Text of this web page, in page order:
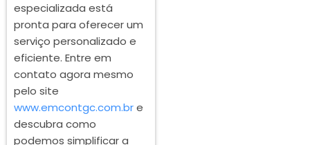
especializada está
pronta para oferecer um
serviço personalizado e
eficiente. Entre em
contato agora mesmo
pelo site
www.emcontgc.com.bre
descubra como
podemos simplificar a